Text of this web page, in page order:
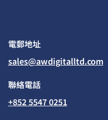
​聯絡電話
+852 5547 0251
​電郵地址
sales@awdigitalltd.com